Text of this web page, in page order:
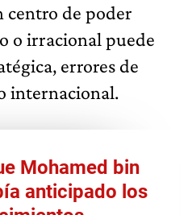
centro de poder
o irracional puede
errores de
internacional.
Mohamed bin
anticipado los